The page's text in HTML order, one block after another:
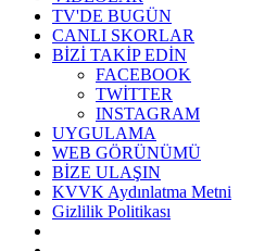
TV'DE BUGÜN
CANLI SKORLAR
BİZİ TAKİP EDİN
FACEBOOK
TWİTTER
INSTAGRAM
UYGULAMA
WEB GÖRÜNÜMÜ
BİZE ULAŞIN
KVVK Aydınlatma Metni
Gizlilik Politikası